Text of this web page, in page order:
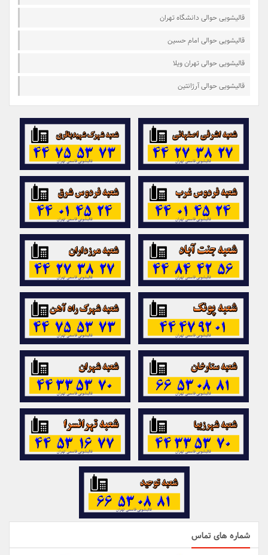
قالیشویی حوالی دانشگاه تهران
قالیشویی حوالی امام حسین
قالیشویی حوالی تهران ویلا
قالیشویی حوالی آرژانتین
شماره های تماس